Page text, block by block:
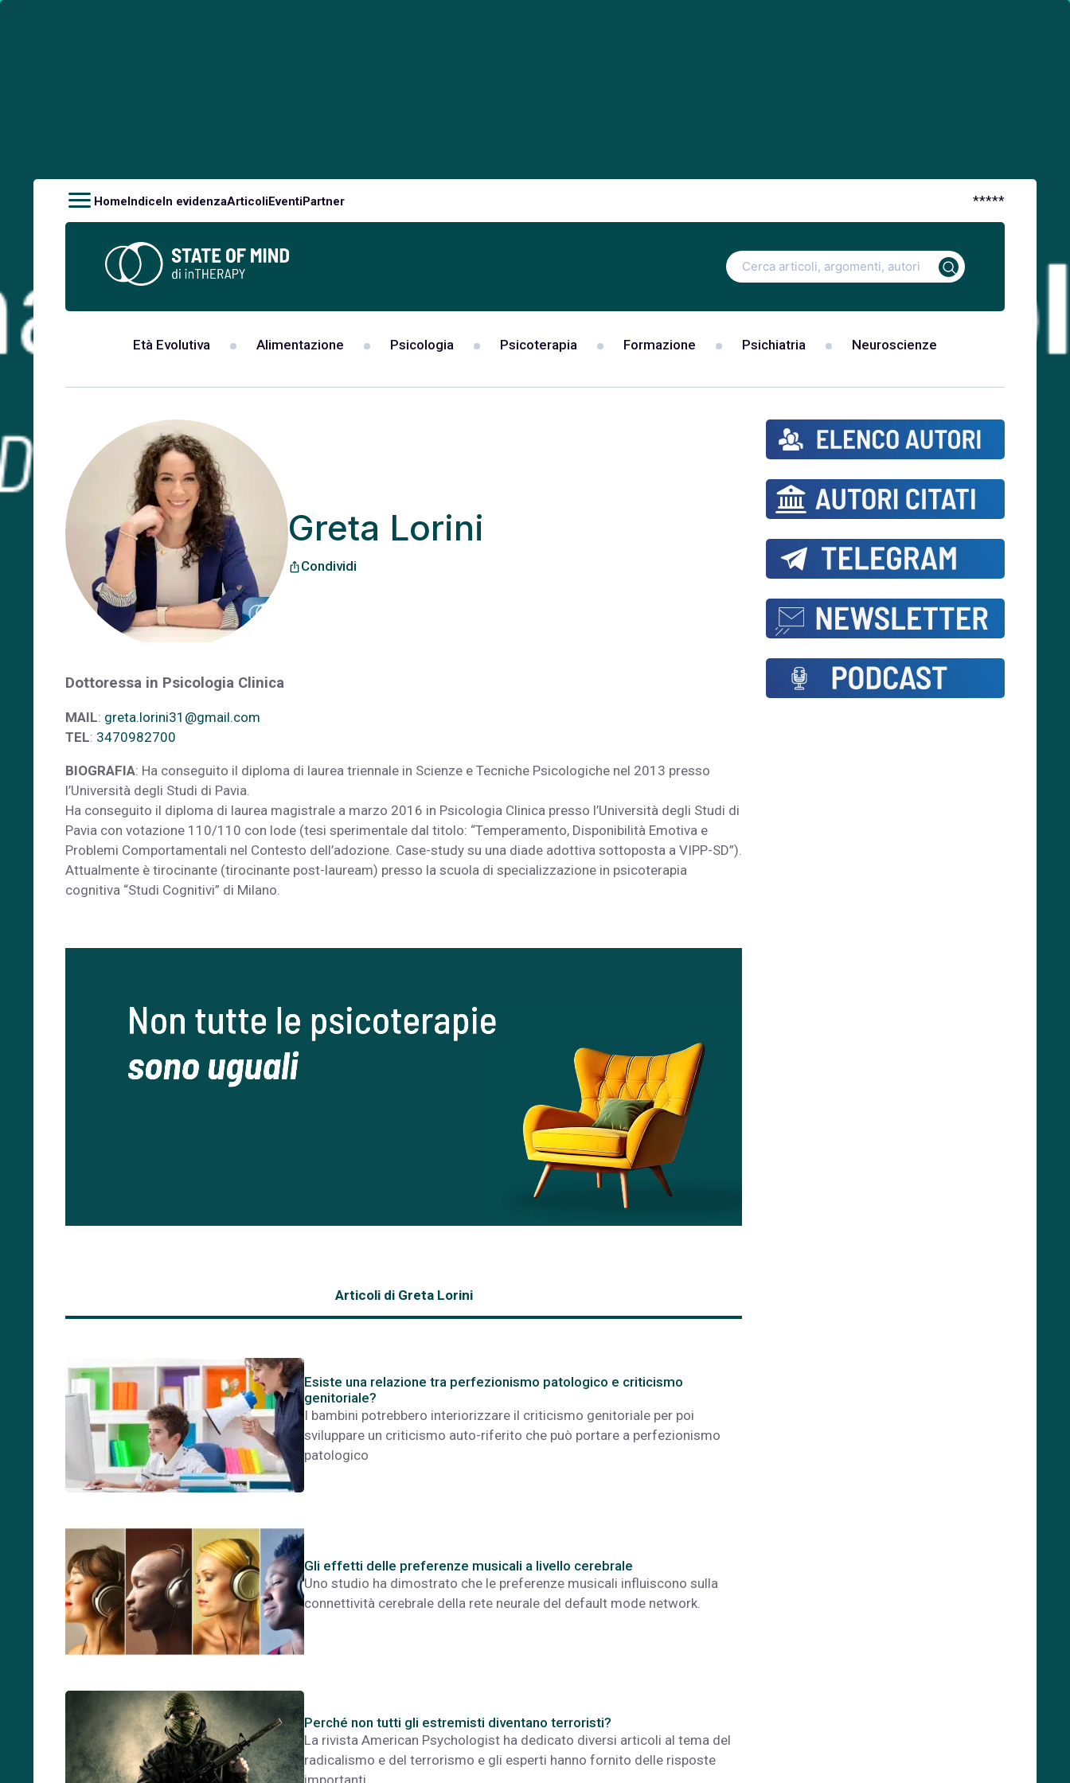
HomeIndiceIn evidenzaArticoliEventiPartner *****
Ricerca
per:
Età Evolutiva Alimentazione Psicologia Psicoterapia Formazione Psichiatria Neuroscienze
Greta Lorini
ios_shareCondividi
Dottoressa in Psicologia Clinica
MAIL: greta.lorini31@gmail.com
TEL: 3470982700
BIOGRAFIA: Ha conseguito il diploma di laurea triennale in Scienze e Tecniche Psicologiche nel 2013 presso
l’Università degli Studi di Pavia.
Ha conseguito il diploma di laurea magistrale a marzo 2016 in Psicologia Clinica presso l’Università degli Studi di
Pavia con votazione 110/110 con lode (tesi sperimentale dal titolo: “Temperamento, Disponibilità Emotiva e
Problemi Comportamentali nel Contesto dell’adozione. Case-study su una diade adottiva sottoposta a VIPP-SD”).
Attualmente è tirocinante (tirocinante post-lauream) presso la scuola di specializzazione in psicoterapia
cognitiva “Studi Cognitivi” di Milano.
Articoli di Greta Lorini
Esiste una relazione tra perfezionismo patologico e criticismo
genitoriale?
I bambini potrebbero interiorizzare il criticismo genitoriale per poi
sviluppare un criticismo auto-riferito che può portare a perfezionismo
patologico
Gli effetti delle preferenze musicali a livello cerebrale
Uno studio ha dimostrato che le preferenze musicali influiscono sulla
connettività cerebrale della rete neurale del default mode network.
Perché non tutti gli estremisti diventano terroristi?
La rivista American Psychologist ha dedicato diversi articoli al tema del
radicalismo e del terrorismo e gli esperti hanno fornito delle risposte
importanti